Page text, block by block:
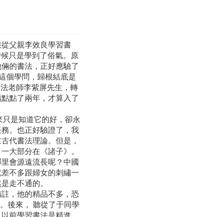
父親李效良學習書
只是學到了俗氣。原
的書法，正好應驗了
個學問，歸根結底是
老師李紫屏先生，轉
點了兩年，才算入了
是知道它的好，卻永
。也正好驗證了，我
代書法理論。但是，
大部分在《諸子》。
會源遠流長呢？中國
不多跟婦女的刺繡一
走不通的。
，他的精品不多，恐
後來， 聽從了于同學